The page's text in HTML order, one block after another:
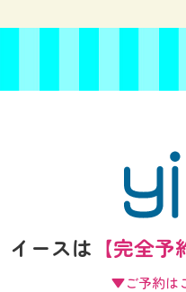
イースは 【完全予
▼ご予約は